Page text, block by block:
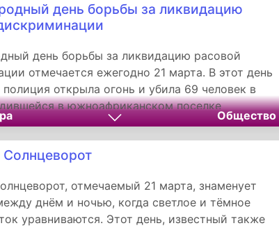
день борьбы за ликвидацию
день борьбы за ликвидацию расовой
отмечается ежегодно 21 марта. В этот день
полиция открыла огонь и убила 69 человек в
в южноафриканском поселке
демонстрации протеста против
апартеида об обязательной паспортизации
в ЮАР.
Общество
отмечаемый 21 марта, знаменует
днём и ночью, когда светлое и тёмное
уравниваются. Этот день, известный также